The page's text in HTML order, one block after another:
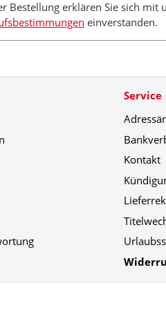
Bestellung erklären Sie sich mit
einverstanden.
Service
Kontakt